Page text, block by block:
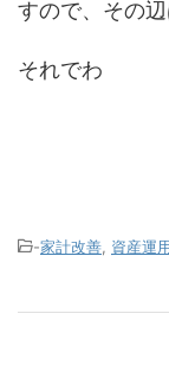
すので、その
それでわ
-家計改善 資産運